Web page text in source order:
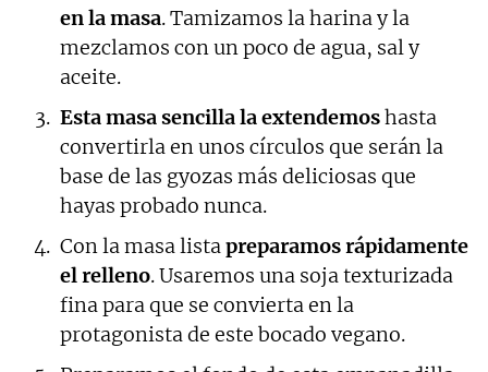
en la masa. Tamizamos la harina y la
mezclamos con un poco de agua, sal y
aceite.
Esta masa sencilla la extendemoshasta
convertirla en unos círculos que serán la
base de las gyozas más deliciosas que
hayas probado nunca.
Con la masa lista preparamos rápidamente
el relleno. Usaremos una soja texturizada
fina para que se convierta en la
protagonista de este bocado vegano.